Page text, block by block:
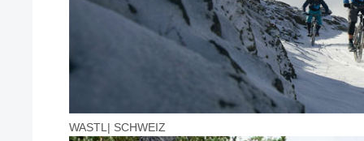
WASTL| SCHWEIZ